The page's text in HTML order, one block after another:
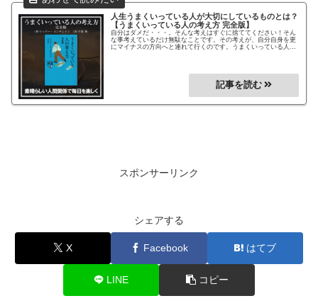
人生うまくいっている人が大切にしているものとは？
【うまくいっている人の考え方 完全版】
自分はダメだ・・・。そんな考えはすぐに捨ててください！そん
な事考えているだけ無駄なことです。その考えが、自分自身を更
にマイナスの方向へと連れて行くのです。うまくいっている人は
スポンサーリンク
シェアする
X Facebook はてブ
LINE コピー